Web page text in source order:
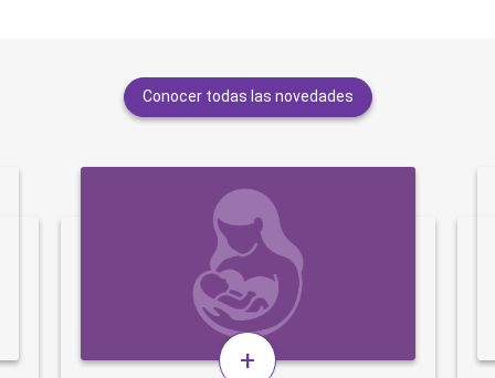
Conocer todas las novedades
+